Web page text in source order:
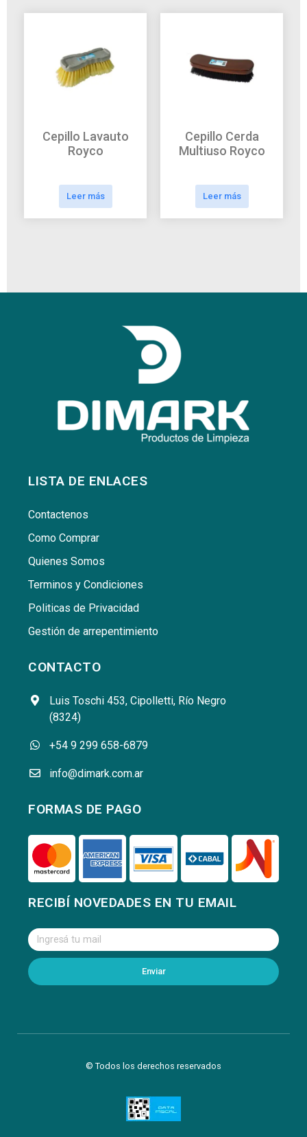
Cepillo Lavauto
Royco
Leer más
Cepillo Cerda
Multiuso Royco
Leer más
LISTA DE ENLACES
Contactenos
Como Comprar
Quienes Somos
Terminos y Condiciones
Politicas de Privacidad
Gestión de arrepentimiento
CONTACTO
Luis Toschi 453, Cipolletti, Río Negro
(8324)
+54 9 299 658-6879
info@dimark.com.ar
FORMAS DE PAGO
RECIBÍ NOVEDADES EN TU EMAIL
Enviar
© Todos los derechos reservados